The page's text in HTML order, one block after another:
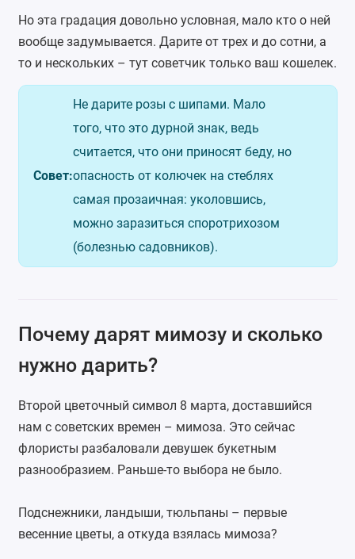
Но эта градация довольно условная, мало кто о ней
вообще задумывается. Дарите от трех и до сотни, а
то и нескольких – тут советчик только ваш кошелек.
Совет:
Не дарите розы с шипами. Мало
того, что это дурной знак, ведь
считается, что они приносят беду, но
опасность от колючек на стеблях
самая прозаичная: уколовшись,
можно заразиться споротрихозом
(болезнью садовников).
Почему дарят мимозу и сколько
нужно дарить?
Второй цветочный символ 8 марта, доставшийся
нам с советских времен – мимоза. Это сейчас
флористы разбаловали девушек букетным
разнообразием. Раньше-то выбора не было.
Подснежники, ландыши, тюльпаны – первые
весенние цветы, а откуда взялась мимоза?